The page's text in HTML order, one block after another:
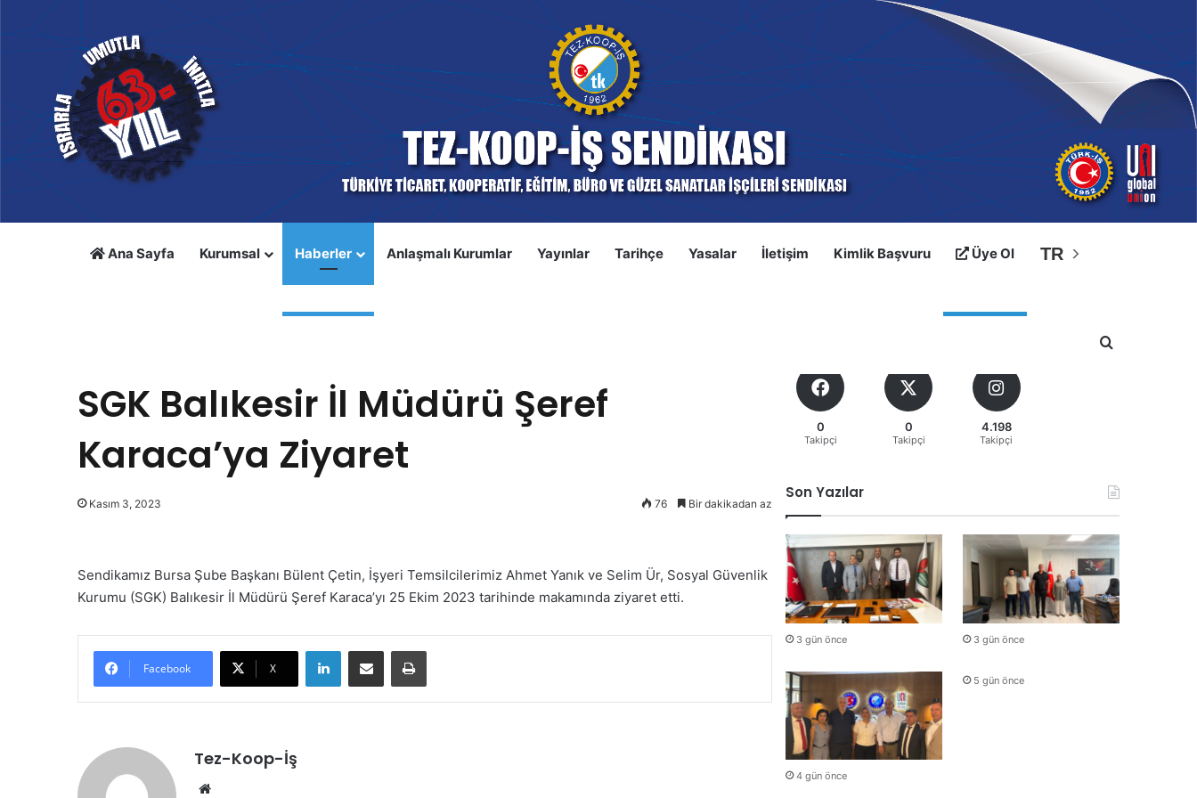
Ana Sayfa Kurumsal Haberler Anlaşmalı Kurumlar Yayınlar Tarihçe Yasalar İletişim Kimlik Başvuru Üye Ol TR
Arama yap
SGK Balıkesir İl Müdürü Şeref Karaca’ya Ziyaret
SGK Balıkesir İl Müdürü Şeref
Karaca’ya Ziyaret
Kasım 3, 2023 76 Bir dakikadan az
Sendikamız Bursa Şube Başkanı Bülent Çetin, İşyeri Temsilcilerimiz Ahmet Yanık ve Selim Ür, Sosyal Güvenlik
Kurumu (SGK) Balıkesir İl Müdürü Şeref Karaca’yı 25 Ekim 2023 tarihinde makamında ziyaret etti.
Facebook X
Tez-Koop-İş
0
Takipçi
0
Takipçi
4.198
Takipçi
Son Yazılar
3 gün önce 3 gün önce
4 gün önce
5 gün önce